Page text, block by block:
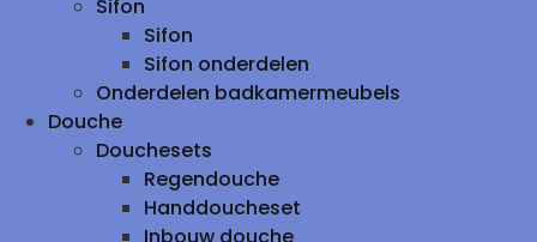
Sifon
Sifon
Sifon onderdelen
Onderdelen badkamermeubels
Douche
Douchesets
Regendouche
Handdoucheset
Inbouw douche